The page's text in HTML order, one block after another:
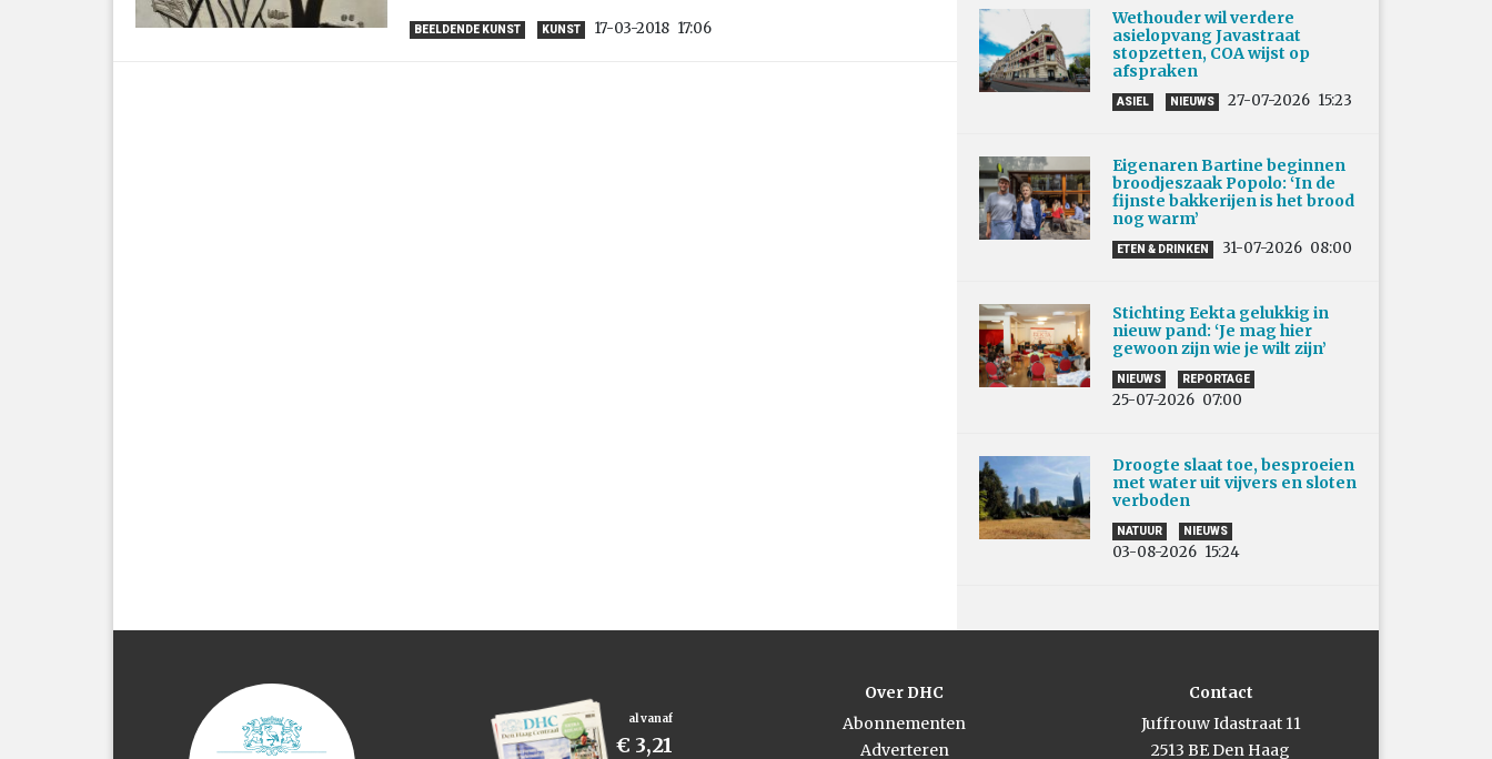
BEELDENDE KUNST KUNST 17-03-2018 17:06
Wethouder wil verdere
asielopvang Javastraat
stopzetten, COA wijst op
afspraken
ASIEL NIEUWS 27-07-2026 15:23
Eigenaren Bartine beginnen
broodjeszaak Popolo: ‘In de
fijnste bakkerijen is het brood
nog warm’
ETEN & DRINKEN 31-07-2026 08:00
Stichting Eekta gelukkig in
nieuw pand: ‘Je mag hier
gewoon zijn wie je wilt zijn’
NIEUWS REPORTAGE
25-07-2026 07:00
Droogte slaat toe, besproeien
met water uit vijvers en sloten
verboden
NATUUR NIEUWS
03-08-2026 15:24
al vanaf
€ 3,21
Over DHC
Abonnementen
Adverteren
Contact
Juffrouw Idastraat 11
2513 BE Den Haag